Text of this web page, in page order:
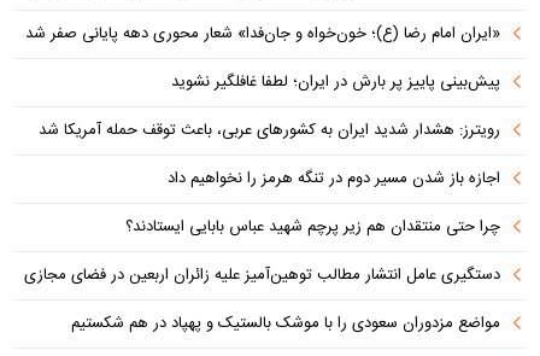
«ایران امام رضا (ع)؛ خون‌خواه و جان‌فدا» شعار محوری دهه پایانی صفر شد
پیش‌بینی پاییز پر بارش در ایران؛ لطفا غافلگیر نشوید
رویترز: هشدار شدید ایران به کشورهای عربی، باعث توقف حمله آمریکا شد
اجازه باز شدن مسیر دوم در تنگه هرمز را نخواهیم داد
چرا حتی منتقدان هم زیر پرچم شهید عباس بابایی ایستادند؟
دستگیری عامل انتشار مطالب توهین‌آمیز علیه زائران اربعین در فضای مجازی
مواضع مزدوران سعودی را با موشک بالستیک و پهپاد در هم شکستیم